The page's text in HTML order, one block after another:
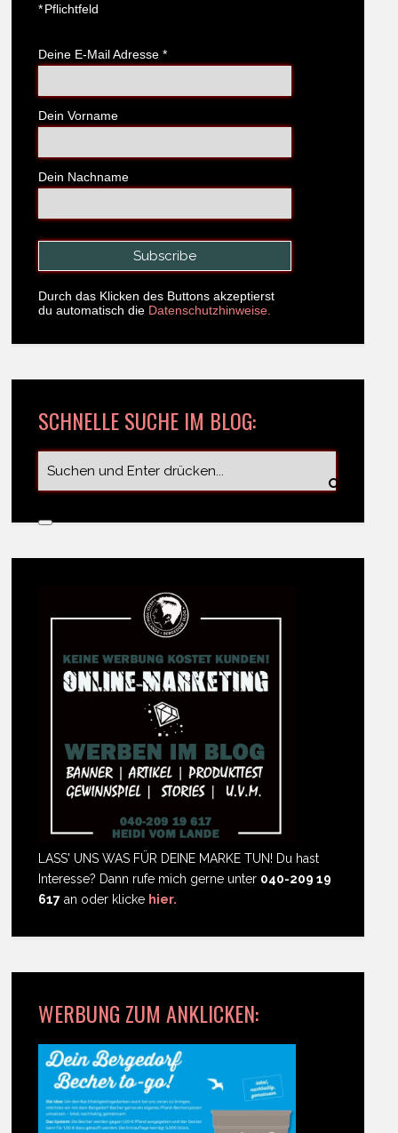
*Pflichtfeld
Deine E-Mail Adresse *
Dein Vorname
Dein Nachname
Durch das Klicken des Buttons akzeptierst
du automatisch die Datenschutzhinweise.
SCHNELLE SUCHE IM BLOG:
LASS' UNS WAS FÜR DEINE MARKE TUN! Du hast
Interesse? Dann rufe mich gerne unter 040-209 19
617 an oder klicke hier.
WERBUNG ZUM ANKLICKEN: